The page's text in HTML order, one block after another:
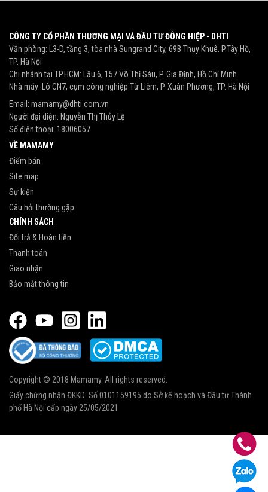
CÔNG TY CỔ PHẦN THƯƠNG MẠI VÀ ĐẦU TƯ ĐÔNG HIỆP - DHTI
Văn phòng: L3-D, tầng 3, tòa nhà Sungrand City, 69B Thụy Khuê. P.Tây Hồ,
TP. Hà Nội
Chi nhánh tại TP.HCM: Lầu 6, 157 Võ Thị Sáu, P. Gia Định, Hồ Chí Minh
Nhà máy: Lô CN7, cụm công nghiệp Từ Liêm, P. Xuân Phương, TP. Hà Nội
Email: mamamy@dhti.com.vn
Người đại diện: Nguyễn Thị Thủy Lệ
Số điện thoại: 18006057
VỀ MAMAMY
Điểm bán
Site map
Sự kiện
Câu hỏi thường gặp
CHÍNH SÁCH
Đổi trả & Hoàn tiền
Thanh toán
Giao nhận
Bảo mật thông tin
Copyright © 2018 Mamamy. All rights reserved.
Giấy chứng nhận ĐKKD: Số 0101159195 do Sở kế hoạch và Đầu tư Thành
phố Hà Nội cấp ngày 25/05/2021